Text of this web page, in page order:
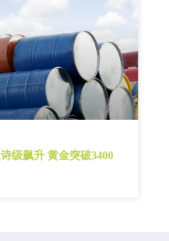
级飙升 黄金突破3400